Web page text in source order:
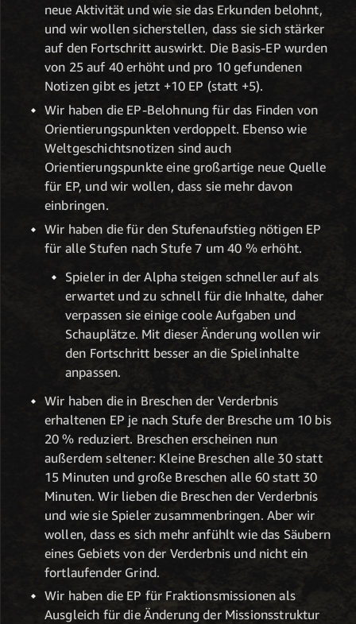
neue Aktivität und wie sie das Erkunden belohnt,
und wir wollen sicherstellen, dass sie sich stärker
auf den Fortschritt auswirkt. Die Basis-EP wurden
von 25 auf 40 erhöht und pro 10 gefundenen
Notizen gibt es jetzt +10 EP (statt +5).
Wir haben die EP-Belohnung für das Finden von
Orientierungspunkten verdoppelt. Ebenso wie
Weltgeschichtsnotizen sind auch
Orientierungspunkte eine großartige neue Quelle
für EP, und wir wollen, dass sie mehr davon
einbringen.
Wir haben die für den Stufenaufstieg nötigen EP
für alle Stufen nach Stufe 7 um 40 % erhöht.
Spieler in der Alpha steigen schneller auf als
erwartet und zu schnell für die Inhalte, daher
verpassen sie einige coole Aufgaben und
Schauplätze. Mit dieser Änderung wollen wir
den Fortschritt besser an die Spielinhalte
anpassen.
Wir haben die in Breschen der Verderbnis
erhaltenen EP je nach Stufe der Bresche um 10 bis
20 % reduziert. Breschen erscheinen nun
außerdem seltener: Kleine Breschen alle 30 statt
15 Minuten und große Breschen alle 60 statt 30
Minuten. Wir lieben die Breschen der Verderbnis
und wie sie Spieler zusammenbringen. Aber wir
wollen, dass es sich mehr anfühlt wie das Säubern
eines Gebiets von der Verderbnis und nicht ein
fortlaufender Grind.
Wir haben die EP für Fraktionsmissionen als
Ausgleich für die Änderung der Missionsstruktur